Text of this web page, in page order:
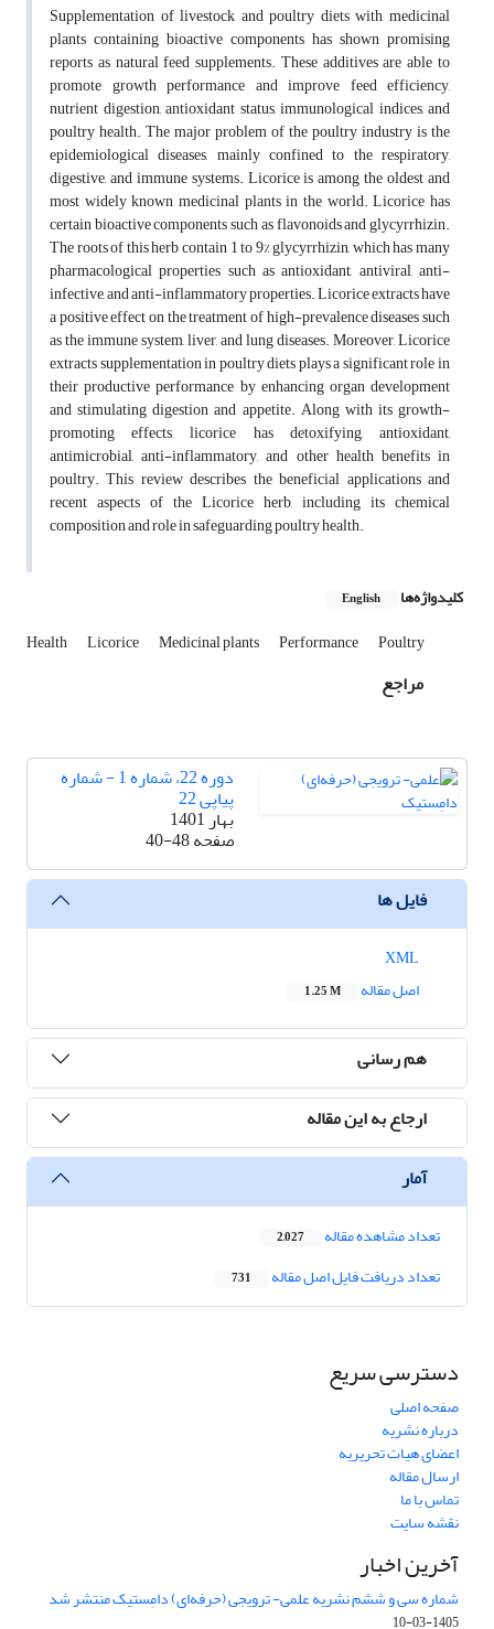
Supplementation of livestock and poultry diets with medicinal
plants containing bioactive components has shown promising
reports as natural feed supplements. These additives are able to
promote growth performance and improve feed efficiency,
nutrient digestion, antioxidant status, immunological indices, and
poultry health. The major problem of the poultry industry is the
epidemiological diseases, mainly confined to the respiratory,
digestive, and immune systems. Licorice is among the oldest and
most widely known medicinal plants in the world. Licorice has
certain bioactive components such as flavonoids and glycyrrhizin.
The roots of this herb contain 1 to 9% glycyrrhizin, which has many
pharmacological properties such as antioxidant, antiviral, anti-
infective, and anti-inflammatory properties. Licorice extracts have
a positive effect on the treatment of high-prevalence diseases such
as the immune system, liver, and lung diseases. Moreover, Licorice
extracts supplementation in poultry diets plays a significant role in
their productive performance by enhancing organ development
and stimulating digestion and appetite. Along with its growth-
promoting effects, licorice has detoxifying, antioxidant,
antimicrobial, anti-inflammatory, and other health benefits in
poultry. This review describes the beneficial applications and
recent aspects of the Licorice herb, including its chemical
composition and role in safeguarding poultry health.
کلیدواژه‌ها English
Health Licorice Medicinal plants Performance Poultry
مراجع
دوره 22، شماره 1 - شماره
پیاپی 22
بهار 1401
صفحه40-48
فایل ها
اصل مقاله
1.25 M
هم رسانی
ارجاع به این مقاله
آمار
تعداد مشاهده مقاله 2,027
تعداد دریافت فایل اصل مقاله 731
دسترسی سریع
صفحه اصلی
درباره نشریه
اعضای هیات تحریریه
ارسال مقاله
تماس با ما
نقشه سایت
آخرین اخبار
شماره سی و ششم نشریه علمی- ترویجی (حرفه‌ای) دامِستیک منتشر شد
1405-03-10